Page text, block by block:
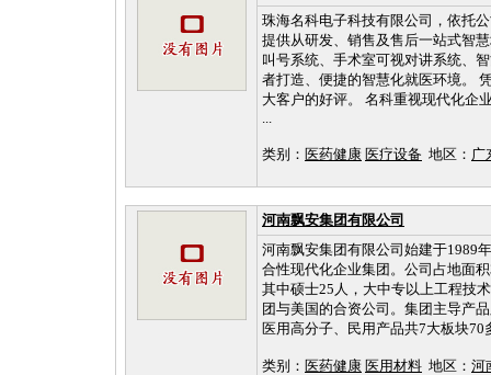
珠海名科电子科技有限公司，依托
提供从研发、销售及售后一站式智
叫号系统、手术室可视对讲系统、
者打造、便捷的智慧化就医环境。
大客户的好评。 名科重视现代化企
...
类别： 医药健康 医疗设备 地区： 广
河南飘安集团有限公司
河南飘安集团有限公司始建于1989
合性现代化企业集团。公司占地面
其中硕士25人，大中专以上工程技
团与美国的合资公司。集团主导产
医用高分子、民用产品共7大板块
类别： 医药健康 医用材料 地区： 河